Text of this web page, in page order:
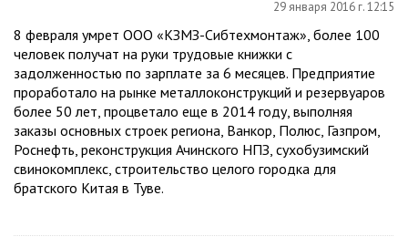
29 января 2016 г. 12:15
8 февраля умрет ООО «КЗМЗ-Сибтехмонтаж», более 100
человек получат на руки трудовые книжки с
задолженностью по зарплате за 6 месяцев. Предприятие
проработало на рынке металлоконструкций и резервуаров
более 50 лет, процветало еще в 2014 году, выполняя
заказы основных строек региона, Ванкор, Полюс, Газпром,
Роснефть, реконструкция Ачинского НПЗ, сухобузимский
свинокомплекс, строительство целого городка для
братского Китая в Туве.